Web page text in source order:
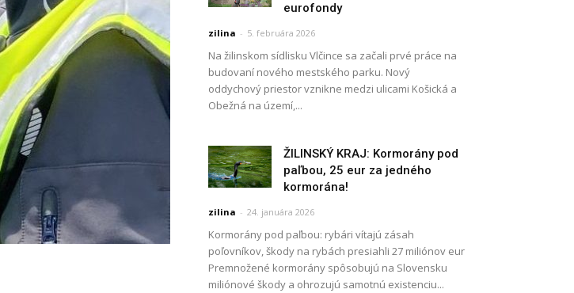
eurofondy
zilina - 5. februára 2026
Na žilinskom sídlisku Vlčince sa začali prvé práce na
budovaní nového mestského parku. Nový
oddychový priestor vznikne medzi ulicami Košická a
Obežná na území,...
ŽILINSKÝ KRAJ: Kormorány pod
paľbou, 25 eur za jedného
kormorána!
zilina - 24. januára 2026
Kormorány pod paľbou: rybári vítajú zásah
poľovníkov, škody na rybách presiahli 27 miliónov eur
Premnožené kormorány spôsobujú na Slovensku
miliónové škody a ohrozujú samotnú existenciu...